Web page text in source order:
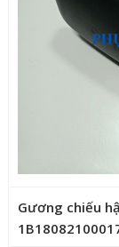
Gương chiếu